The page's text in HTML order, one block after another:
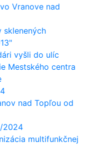
Vranove nad
sklenených
vyšli do ulíc
Mestského centra
nad Topľou od
2024
multifunkčnej